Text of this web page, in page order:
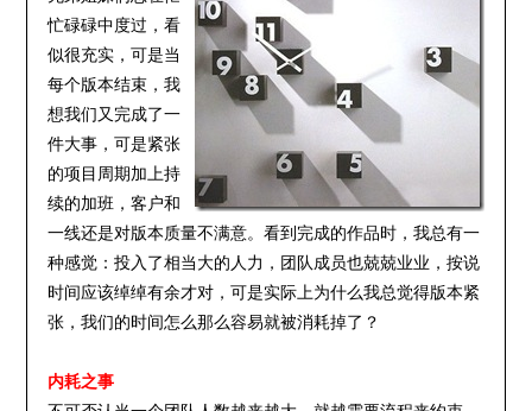
忙碌碌中度过，看
似很充实，可是当
每个版本结束，我
想我们又完成了一
件大事，可是紧张
的项目周期加上持
续的加班，客户和
一线还是对版本质量不满意。看到完成的作品时，我总有一
种感觉：投入了相当大的人力，团队成员也兢兢业业，按说
时间应该绰绰有余才对，可是实际上为什么我总觉得版本紧
张，我们的时间怎么那么容易就被消耗掉了？
内耗之事